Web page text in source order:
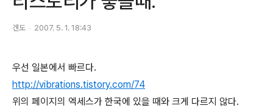
겐도 2007. 5. 1. 18:43
우선 일본에서 빠르다.
http://vibrations.tistory.com/74
위의 페이지의 엑세스가 한국에 있을 때와 크게 다르지 않다.